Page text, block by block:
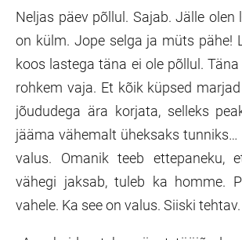
Neljas päev põllul. Sajab. Jälle olen
on külm. Jope selga ja müts pähe!
koos lastega täna ei ole põllul.
rohkem vaja. Et kõik küpsed
jõududega ära korjata, selleks
jääma vähemalt üheksaks tunniks…
valus. Omanik teeb ettepaneku,
vähegi jaksab, tuleb ka homme.
vahele. Ka see on valus. Siiski tehtav.